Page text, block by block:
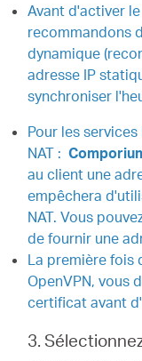
Avant d'activer
recommandons
dynamique
adresse IP
synchroniser
Pour les services
NAT :
au client une
empêchera
NAT. Vous
de fournir une
La première fois
OpenVPN, vous
certificat avant
3.